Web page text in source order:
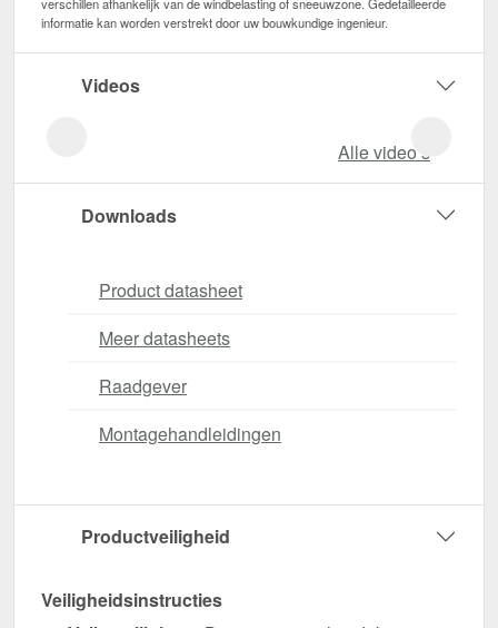
informatie kan worden verstrekt door uw bouwkundige ingenieur.
Videos
Alle video‘s
Downloads
Product datasheet
Meer datasheets
Raadgever
Montagehandleidingen
Productveiligheid
Veiligheidsinstructies